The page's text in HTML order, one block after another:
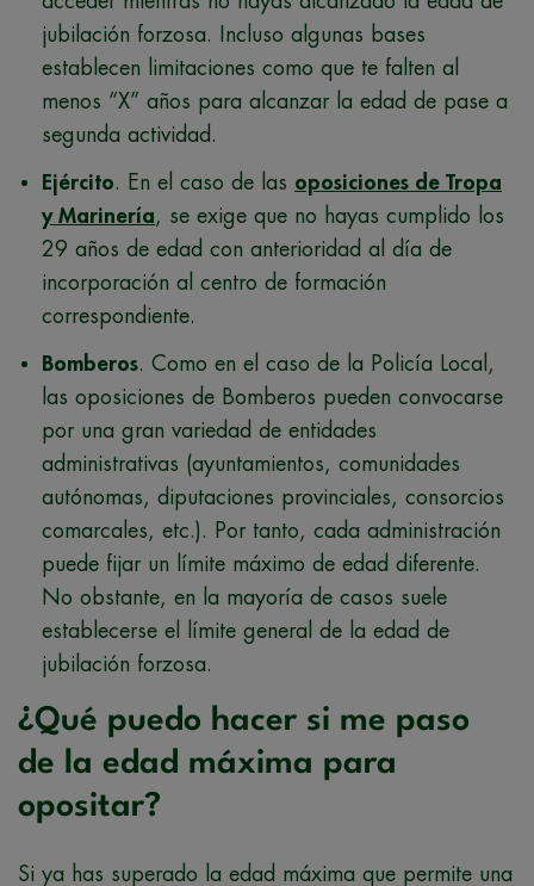
jubilación forzosa. Incluso algunas bases
establecen limitaciones como que te falten al
menos “X” años para alcanzar la edad de pase a
segunda actividad.
Ejército. En el caso de las oposiciones de Tropa
y Marinería, se exige que no hayas cumplido los
29 años de edad con anterioridad al día de
incorporación al centro de formación
correspondiente.
Bomberos. Como en el caso de la Policía Local,
las oposiciones de Bomberos pueden convocarse
por una gran variedad de entidades
administrativas (ayuntamientos, comunidades
autónomas, diputaciones provinciales, consorcios
comarcales, etc.). Por tanto, cada administración
puede fijar un límite máximo de edad diferente.
No obstante, en la mayoría de casos suele
establecerse el límite general de la edad de
jubilación forzosa.
¿Qué puedo hacer si me paso
de la edad máxima para
opositar?
Si ya has superado la edad máxima que permite una